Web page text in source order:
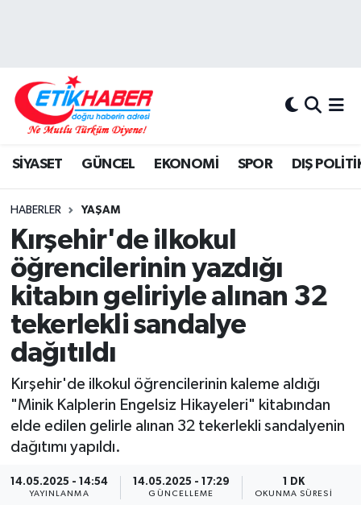
SİYASET GÜNCEL EKONOMİ SPOR DIŞ
HABERLER YAŞAM
Kırşehir'de ilkokul
öğrencilerinin yazdığı
kitabın geliriyle alınan 32
tekerlekli sandalye
dağıtıldı
Kırşehir'de ilkokul öğrencilerinin kaleme aldığı
"Minik Kalplerin Engelsiz Hikayeleri" kitabından
elde edilen gelirle alınan 32 tekerlekli sandalyenin
dağıtımı yapıldı.
14.05.2025 - 14:54
YAYINLANMA
14.05.2025 - 17:29
GÜNCELLEME
1 DK
OKUNMA SÜRESI
DIŞ POLİTİKA
EKONOMİ
KÖŞE YAZILARI
KÜLTÜR-SANAT-MAGAZİN
MEDYA
ÖZEL HABER
RÖPORTAJLAR
Hava Durumu
Süper Lig Puan Durumu ve Fikstür
Tüm Manşetler
Son Dakika Haberleri
Haber Arşivi